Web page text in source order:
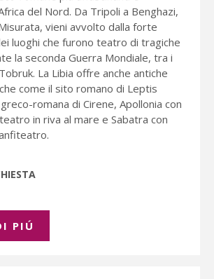
del Nord. Da Tripoli a Benghazi,
vieni avvolto dalla forte
luoghi che furono teatro di tragiche
la seconda Guerra Mondiale, tra i
La Libia offre anche antiche
come il sito romano di Leptis
romana di Cirene, Apollonia con
in riva al mare e Sabatra con
PIÚ